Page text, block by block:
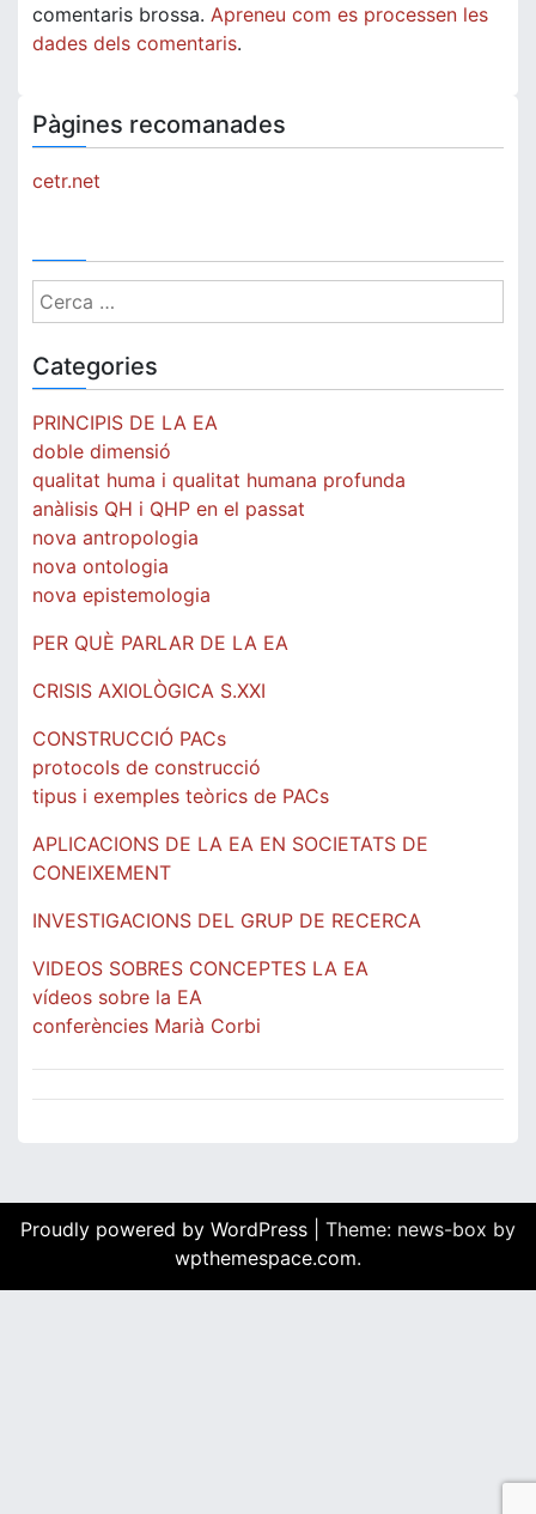
comentaris brossa. Apreneu com es processen les
dades dels comentaris.
Pàgines recomanades
cetr.net
Cerca:
Categories
PRINCIPIS DE LA EA
doble dimensió
qualitat huma i qualitat humana profunda
anàlisis QH i QHP en el passat
nova antropologia
nova ontologia
nova epistemologia
PER QUÈ PARLAR DE LA EA
CRISIS AXIOLÒGICA S.XXI
CONSTRUCCIÓ PACs
protocols de construcció
tipus i exemples teòrics de PACs
APLICACIONS DE LA EA EN SOCIETATS DE
CONEIXEMENT
INVESTIGACIONS DEL GRUP DE RECERCA
VIDEOS SOBRES CONCEPTES LA EA
vídeos sobre la EA
conferències Marià Corbi
Proudly powered by WordPress
Theme: news-box by
wpthemespace.com.